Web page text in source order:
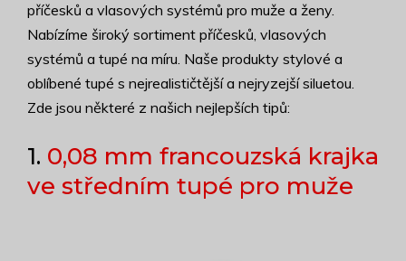
příčesků a vlasových systémů pro muže a ženy.
Nabízíme široký sortiment příčesků, vlasových
systémů a tupé na míru. Naše produkty stylové a
oblíbené tupé s nejrealističtější a nejryzejší siluetou.
Zde jsou některé z našich nejlepších tipů:
1. 0,08 mm francouzská krajka
ve středním tupé pro muže